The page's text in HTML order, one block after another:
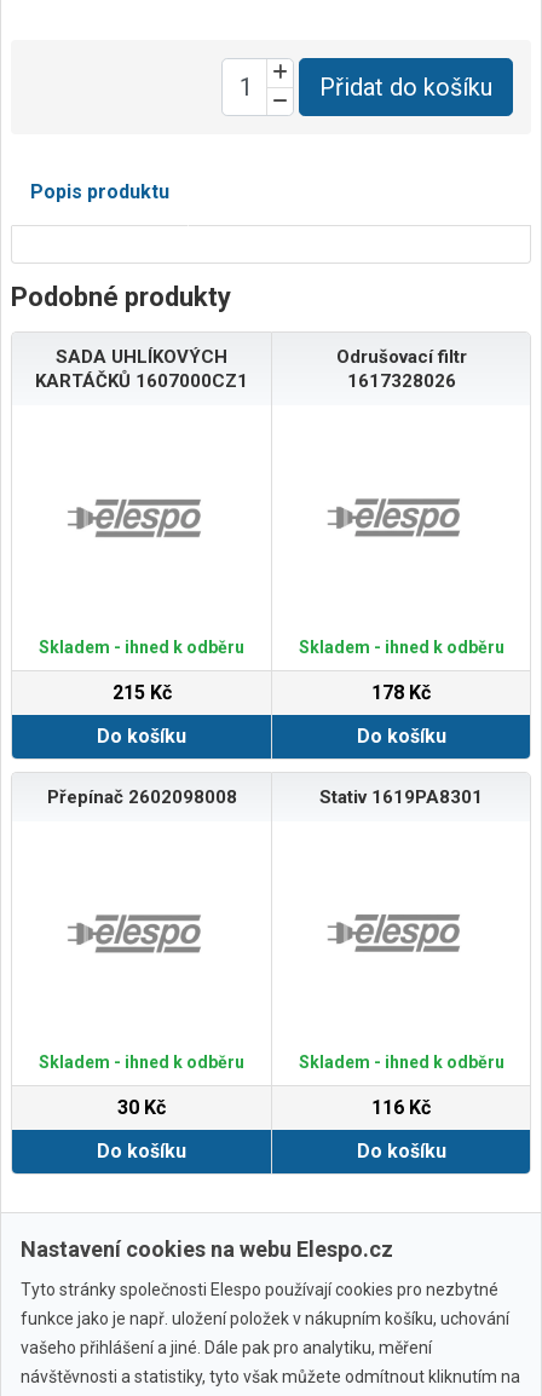
Přidat do košíku
Popis produktu
Podobné produkty
SADA UHLÍKOVÝCH
KARTÁČKŮ 1607000CZ1
Skladem - ihned k odběru
215 Kč
Do košíku
Odrušovací filtr
1617328026
Skladem - ihned k odběru
178 Kč
Do košíku
Přepínač 2602098008
Skladem - ihned k odběru
30 Kč
Do košíku
Stativ 1619PA8301
Skladem - ihned k odběru
116 Kč
Do košíku
Zobrazit další
Nastavení cookies na webu Elespo.cz
Tyto stránky společnosti Elespo používají cookies pro nezbytné
funkce jako je např. uložení položek v nákupním košíku, uchování
vašeho přihlášení a jiné. Dále pak pro analytiku, měření
návštěvnosti a statistiky, tyto však můžete odmítnout kliknutím na